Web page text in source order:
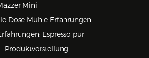
Mini
Dose Mühle Erfahrungen
Espresso pur
Produktvorstellung